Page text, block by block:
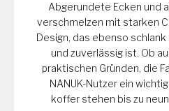
Abgerundete Ecken und
verschmelzen mit starken
Design, das ebenso
und zuverlässig ist. Ob
praktischen Gründen, die
NANUK-Nutzer ein
koffer stehen bis zu